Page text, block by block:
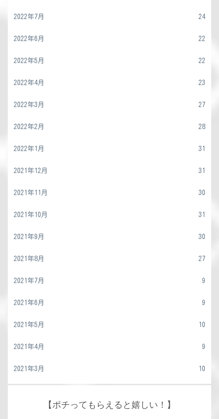
2022年7月 24
2022年6月 22
2022年5月 22
2022年4月 23
2022年3月 27
2022年2月 28
2022年1月 31
2021年12月 31
2021年11月 30
2021年10月 31
2021年9月 30
2021年8月 27
2021年7月 9
2021年6月 9
2021年5月 10
2021年4月 9
2021年3月 10
【ポチってもらえると嬉しい！】